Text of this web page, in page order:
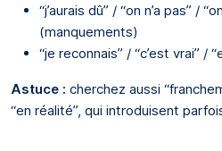
“j’aurais dû” / “on n’a pas” /
(manquements)
“je reconnais” / “c’est vrai” /
Astuce : cherchez aussi
“en réalité”, qui introduisent